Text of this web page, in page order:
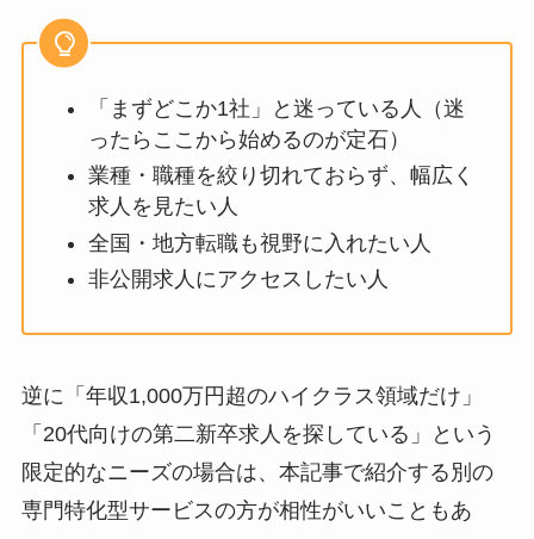
「まずどこか1社」と迷っている人（迷
ったらここから始めるのが定石）
業種・職種を絞り切れておらず、幅広く
求人を見たい人
全国・地方転職も視野に入れたい人
非公開求人にアクセスしたい人
逆に「年収1,000万円超のハイクラス領域だけ」
「20代向けの第二新卒求人を探している」という
限定的なニーズの場合は、本記事で紹介する別の
専門特化型サービスの方が相性がいいこともあ